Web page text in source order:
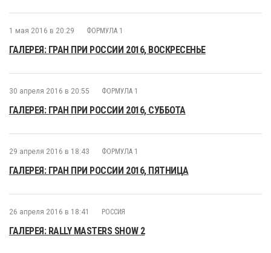
1 мая 2016 в 20:29 ФОРМУЛА 1
ГАЛЕРЕЯ: ГРАН ПРИ РОССИИ 2016, ВОСКРЕСЕНЬЕ
30 апреля 2016 в 20:55 ФОРМУЛА 1
ГАЛЕРЕЯ: ГРАН ПРИ РОССИИ 2016, СУББОТА
29 апреля 2016 в 18:43 ФОРМУЛА 1
ГАЛЕРЕЯ: ГРАН ПРИ РОССИИ 2016, ПЯТНИЦА
26 апреля 2016 в 18:41 РОССИЯ
ГАЛЕРЕЯ: RALLY MASTERS SHOW 2